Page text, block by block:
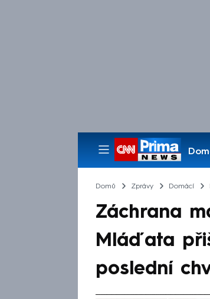
Domů Zprávy Domácí
Záchrana
Mláďata
poslední